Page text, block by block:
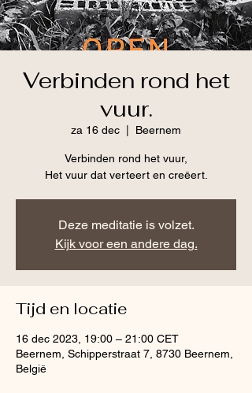
Verbinden rond het
vuur.
za 16 dec Beernem
Verbinden rond het vuur,
Het vuur dat verteert en creëert.
Deze meditatie is volzet.
Kijk voor een andere dag.
Tijd en locatie
16 dec 2023, 19:00 – 21:00 CET
Beernem, Schipperstraat 7, 8730 Beernem,
België